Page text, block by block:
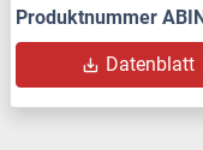
Produktnummer
Datenblatt